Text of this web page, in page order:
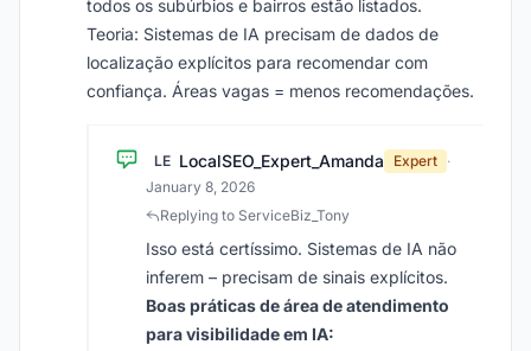
todos os subúrbios e bairros estão listados.
Teoria: Sistemas de IA precisam de dados de
localização explícitos para recomendar com
confiança. Áreas vagas = menos recomendações.
LE LocalSEO_Expert_Amanda Expert ·
January 8, 2026
Replying to ServiceBiz_Tony
Isso está certíssimo. Sistemas de IA não
inferem – precisam de sinais explícitos.
Boas práticas de área de atendimento
para visibilidade em IA: